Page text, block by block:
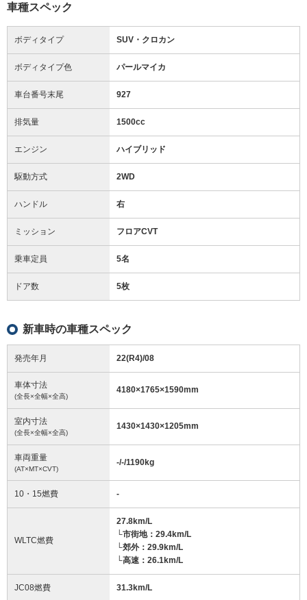
車種スペック
ボディタイプ SUV・クロカン
ボディタイプ色 パールマイカ
車台番号末尾 927
排気量 1500cc
エンジン ハイブリッド
駆動方式 2WD
ハンドル 右
ミッション フロアCVT
乗車定員 5名
ドア数 5枚
新車時の車種スペック
発売年月 22(R4)/08
車体寸法
(全長×全幅×全高)
4180×1765×1590mm
室内寸法
(全長×全幅×全高)
1430×1430×1205mm
車両重量
(AT×MT×CVT)
-/-/1190kg
10・15燃費 -
WLTC燃費
27.8km/L
└市街地：29.4km/L
└郊外：29.9km/L
└高速：26.1km/L
JC08燃費 31.3km/L